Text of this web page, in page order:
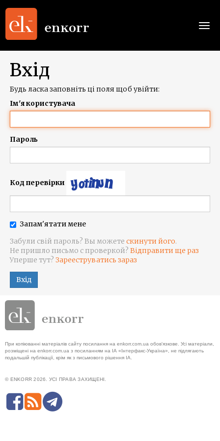
Вхід
Будь ласка заповніть ці поля щоб увійти:
Ім'я користувача
Пароль
Код перевірки
Запам'ятати мене
Забули свій пароль? Вы можете скинути його.
Не пришло письмо с проверкой? Відправити ще раз
Уперше тут? Зарееструватись зараз
Вхід
При копіюванні матеріалів сайту посилання на enkorr.com.ua обов'язкове. Усі матеріали,
розміщені на enkorr.com.ua з посиланням на ІА «Інтерфакс-Україна», не підлягають
подальшій публікації, крім як з письмового рішення ІА.
© ENKORR 2026. УСІ ПРАВА ЗАХИЩЕНІ.